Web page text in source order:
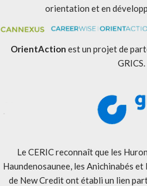
orientation et en
OrientAction est un projet de
GRICS.
Le CERIC reconnaît que les
Haundenosaunee, les Anichinabés
de New Credit ont établi un lien